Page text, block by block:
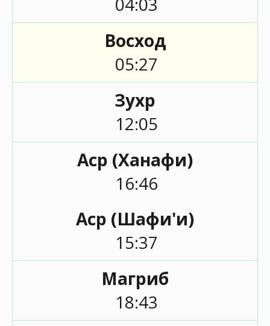
Восход
05:27
Зухр
12:05
Аср (Ханафи)
16:46
Аср (Шафи'и)
15:37
Магриб
18:43